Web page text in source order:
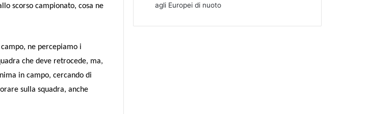
scorso campionato, cosa ne
ne percepiamo i
che deve retrocede, ma,
in campo, cercando di
sulla squadra, anche
agli Europei di nuoto